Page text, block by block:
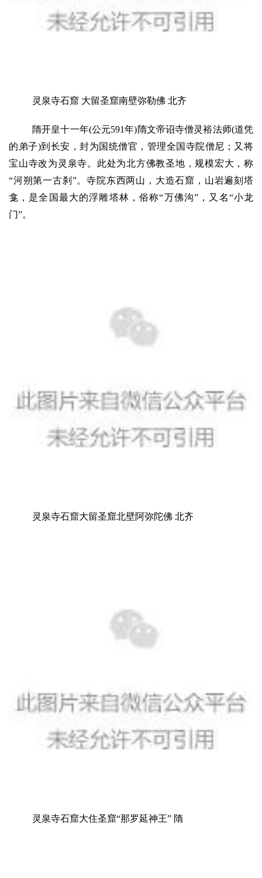
灵泉寺石窟 大留圣窟南壁弥勒佛 北齐
隋开皇十一年(公元591年)隋文帝诏寺僧灵裕法师(道凭
的弟子)到长安，封为国统僧官，管理全国寺院僧尼；又将
宝山寺改为灵泉寺。此处为北方佛教圣地，规模宏大，称
“河朔第一古刹”。寺院东西两山，大造石窟，山岩遍刻塔
龛，是全国最大的浮雕塔林，俗称“万佛沟”，又名“小龙
门”。
灵泉寺石窟大留圣窟北壁阿弥陀佛 北齐
灵泉寺石窟大住圣窟“那罗延神王” 隋